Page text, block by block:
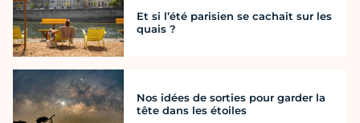
Et si l’été parisien se cachait sur les
quais ?
Nos idées de sorties pour garder la
tête dans les étoiles